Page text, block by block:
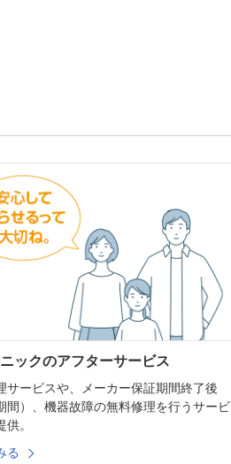
ックのアフターサービス
サービスや、メーカー保証期間終了後
間）、機器故障の無料修理を行うサービ
。
る